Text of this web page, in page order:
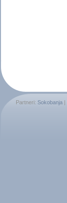
Partneri: Sokobanja |